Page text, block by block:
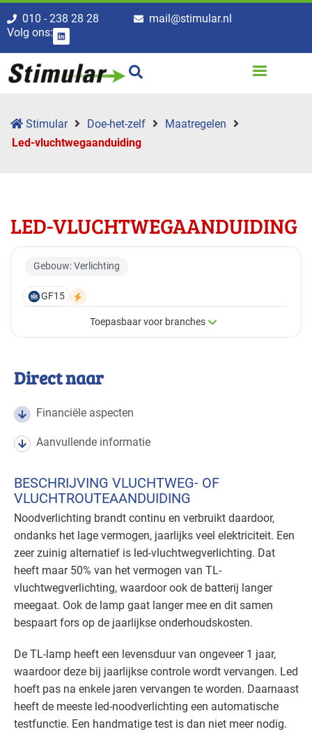
010 - 238 28 28
mail@stimular.nl
Volg ons:
Stimular Doe-het-zelf
Maatregelen
Led-vluchtwegaanduiding
LED-VLUCHTWEGAANDUIDING
Gebouw: Verlichting
GF15
Toepasbaar voor branches
Toepasbaar voor branches
branches
Autobranche - autoschadeherstel
Autobranche - garage en handel Basis
Autobranche - wasinrichting Basis
Bouw - bouw/infra Basis
Bouw - gemeentewerven Basis
Bouw - installatiebedrijven Basis
Bouw - schilders en onderhoud Basis
Bouwmaterialen - beton Basis
Brandweer Basis
Direct naar
Financiële aspecten
Aanvullende informatie
BESCHRIJVING VLUCHTWEG- OF
VLUCHTROUTEAANDUIDING
Noodverlichting brandt continu en verbruikt daardoor,
ondanks het lage vermogen, jaarlijks veel elektriciteit. Een
zeer zuinig alternatief is led-vluchtwegverlichting. Dat
heeft maar 50% van het vermogen van TL-
vluchtwegverlichting, waardoor ook de batterij langer
meegaat. Ook de lamp gaat langer mee en dit samen
bespaart fors op de jaarlijkse onderhoudskosten.
De TL-lamp heeft een levensduur van ongeveer 1 jaar,
waardoor deze bij jaarlijkse controle wordt vervangen. Led
hoeft pas na enkele jaren vervangen te worden. Daarnaast
heeft de meeste led-noodverlichting een automatische
testfunctie. Een handmatige test is dan niet meer nodig.